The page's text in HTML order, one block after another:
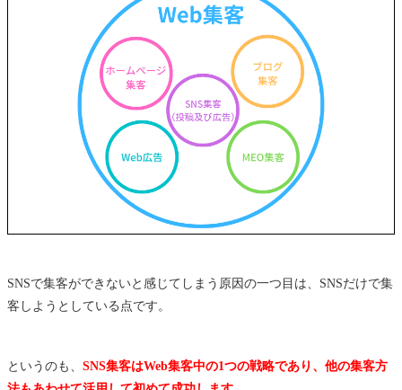
SNSで集客ができないと感じてしまう原因の一つ目は、SNSだけで集
客しようとしている点です。
というのも、 SNS集客はWeb集客中の1つの戦略であり、他の集客方